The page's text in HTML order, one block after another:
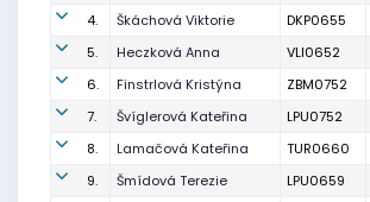
4.
Škáchová Viktorie DKP0655
5.
Heczková Anna VLI0652
6.
Finstrlová Kristýna ZBM0752
7.
Švíglerová Kateřina LPU0752
8.
Lamačová Kateřina TUR0660
9.
Šmídová Terezie LPU0659